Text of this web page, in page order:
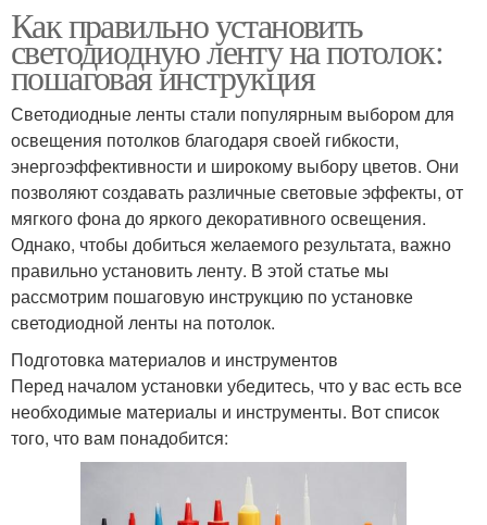
Как правильно установить
светодиодную ленту на потолок:
пошаговая инструкция
Светодиодные ленты стали популярным выбором для
освещения потолков благодаря своей гибкости,
энергоэффективности и широкому выбору цветов. Они
позволяют создавать различные световые эффекты, от
мягкого фона до яркого декоративного освещения.
Однако, чтобы добиться желаемого результата, важно
правильно установить ленту. В этой статье мы
рассмотрим пошаговую инструкцию по установке
светодиодной ленты на потолок.
Подготовка материалов и инструментов
Перед началом установки убедитесь, что у вас есть все
необходимые материалы и инструменты. Вот список
того, что вам понадобится: